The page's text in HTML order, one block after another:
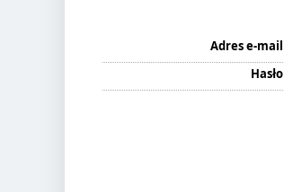
Adres e-mail
Hasło